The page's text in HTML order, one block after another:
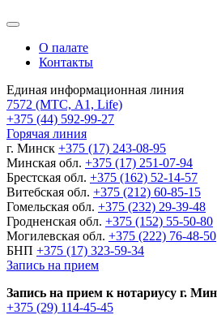
О палате
Контакты
Единая информационная линия
7572 (МТС, A1, Life)
+375 (44) 592-99-27
Горячая линия
г. Минск +375 (17) 243-08-95
Минская обл. +375 (17) 251-07-94
Брестская обл. +375 (162) 52-14-57
Витебская обл. +375 (212) 60-85-15
Гомельская обл. +375 (232) 29-39-48
Гродненская обл. +375 (152) 55-50-80
Могилевская обл. +375 (222) 76-48-50
БНП +375 (17) 323-59-34
Запись на прием
Запись на прием к нотариусу г.
+375 (29) 114-45-45